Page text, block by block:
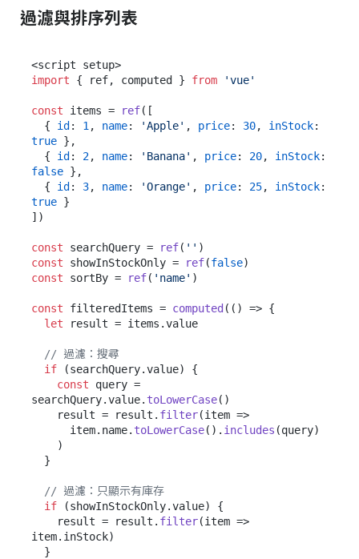
過濾與排序列表
import { ref, computed } from 'vue'
const items = ref([
  {
id : 1 , name: 'Apple' , price: 30, inStock
true },
  {
id : 2, name: 'Banana' , price: 20, inStock
false },
  {
id : 3, name: 'Orange' , price: 25, inStock
true }
])
const searchQuery = ref( ''
const showInStockOnly = ref(false
const sortBy = ref( 'name' )
const filteredItems = computed ( () => {
let result = items.value
// 過濾：搜尋
if (searchQuery.value) {
const query =
searchQuery.value. toLowerCase()
    result = result.
filter(item =>
      item.
name. toLowerCase(). includes (query)
// 過濾：只顯示有庫存
if (showInStockOnly.value) {
    result = result.
filter(item =>
item. inStock)